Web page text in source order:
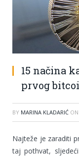
15 načina
prvog
BY MARINA KLADARIĆ ON
Najteže je zaraditi
taj pothvat,